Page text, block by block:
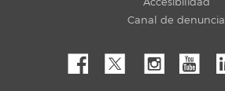
Canal de denuncia